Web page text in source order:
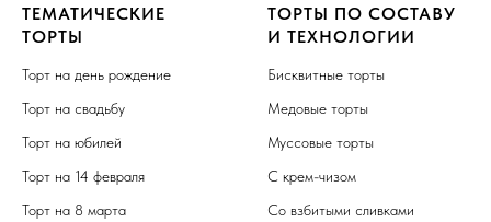
ТЕМАТИЧЕСКИЕ
ТОРТЫ
Торт на день рождение
Торт на свадьбу
Торт на юбилей
Торт на 14 февраля
Торт на 8 марта
ТОРТЫ ПО СОСТАВУ
И ТЕХНОЛОГИИ
Бисквитные торты
Медовые торты
Муссовые торты
С крем-чизом
Со взбитыми сливками